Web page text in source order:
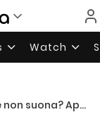
Watch
sta lavorando al problema